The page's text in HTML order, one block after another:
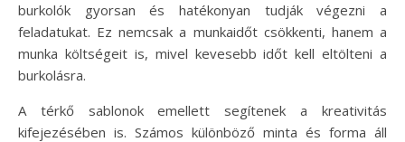
burkolók gyorsan és hatékonyan tudják végezni a
feladatukat. Ez nemcsak a munkaidőt csökkenti, hanem a
munka költségeit is, mivel kevesebb időt kell eltölteni a
burkolásra.
A térkő sablonok emellett segítenek a kreativitás
kifejezésében is. Számos különböző minta és forma áll